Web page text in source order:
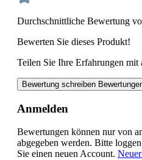
Durchschnittliche Bewertung
Bewerten Sie dieses Produkt!
Teilen Sie Ihre Erfahrungen mit
Bewertung schreiben
Anmelden
Bewertungen können nur von
abgegeben werden. Bitte
Sie einen neuen Account.